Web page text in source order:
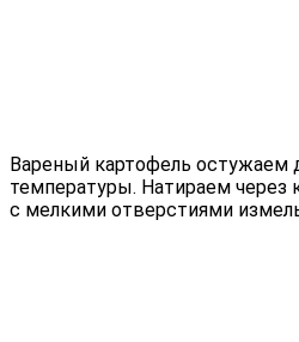
Вареный картофель остужаем
температуры. Натираем через
с мелкими отверстиями